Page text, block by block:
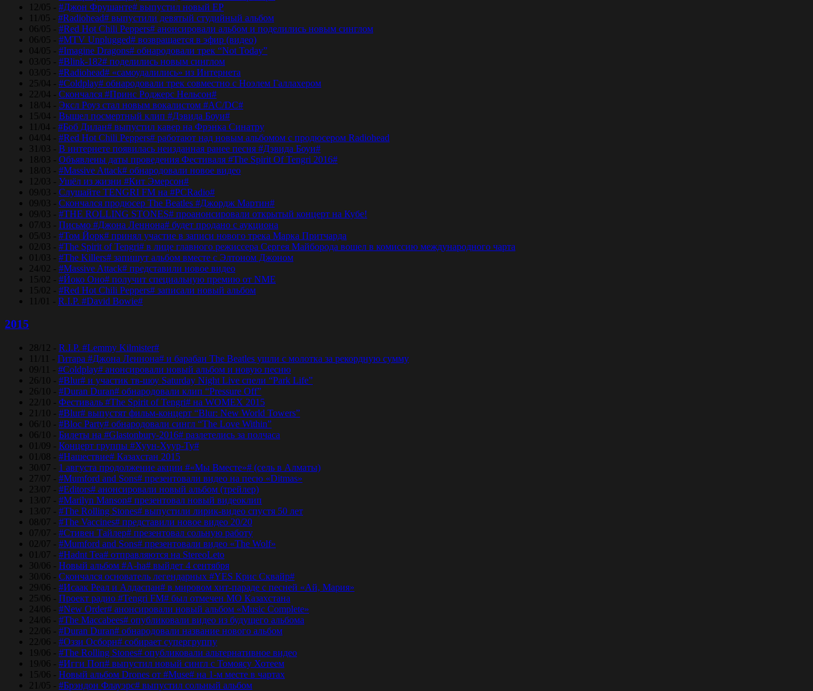
12/05 - #Джон Фрушанте# выпустил новый ЕР
11/05 - #Radiohead# выпустили девятый студийный альбом
06/05 - #Red Hot Chili Peppers# анонсировали альбом и поделились новым синглом
06/05 - #MTV Unplugged# возвращается в эфир (видео)
04/05 - #Imagine Dragons# обнародовали трек “Not Today”
03/05 - #Blink-182# поделились новым синглом
03/05 - #Radiohead# «самоудалились» из Интернета
25/04 - #Coldplay# обнародовали трек совместно с Ноэлем Галлахером
22/04 - Скончался #Принс Роджерс Нельсон#
18/04 - Эксл Роуз стал новым вокалистом #AC/DC#
15/04 - Вышел посмертный клип #Дэвида Боуи#
11/04 - #Боб Дилан# выпустил кавер на Фрэнка Синатру
04/04 - #Red Hot Chili Peppers# работают над новым альбомом с продюсером Radiohead
31/03 - В интернете появилась неизданная ранее песня #Дэвида Боуи#
18/03 - Объявлены даты проведения Фестиваля #The Spirit Of Tengri 2016#
18/03 - #Massive Attack# обнародовали новое видео
12/03 - Ушёл из жизни #Кит Эмерсон#
09/03 - Слушайте TENGRI FM на #PCRadio#
09/03 - Скончался продюсер The Beatles #Джордж Мартин#
09/03 - #THE ROLLING STONES# проанонсировали открытый концерт на Кубе!
07/03 - Письмо #Джона Леннона# будет продано с аукциона
05/03 - #Том Йорк# принял участие в записи нового трека Марка Притчарда
02/03 - #The Spirit of Tengri# в лице главного режиссера Сергея Майборода вошел в комиссию международного чарта
01/03 - #The Killers# запишут альбом вместе с Элтоном Джоном
24/02 - #Massive Attack# представили новое видео
15/02 - #Йоко Оно# получит специальную премию от NME
15/02 - #Red Hot Chili Peppers# записали новый альбом
11/01 - R.I.P. #David Bowie#
2015
28/12 - R.I.P. #Lemmy Kilmister#
11/11 - Гитара #Джона Леннона# и барабан The Beatles ушли с молотка за рекордную сумму
09/11 - #Coldplay# анонсировали новый альбом и новую песню
26/10 - #Blur# и участик тв-шоу Saturday Night Live спели “Park Life”
26/10 - #Duran Duran# обнародовали клип “Pressure Off”
22/10 - Фестиваль #The Spirit of Tengri# на WOMEX 2015
21/10 - #Blur# выпустят фильм-концерт “Blur: New World Towers”
06/10 - #Bloc Party# обнародовали сингл “The Love Within”
06/10 - Билеты на #Glastonbury-2016# разлетелись за полчаса
01/09 - Концерт группы #Хуун-Хуур-Ту#
01/08 - #Нашествие# Казахстан 2015
30/07 - 1 августа продолжение акции #«Мы Вместе»# (сель в Алматы)
27/07 - #Mumford and Sons# презентовали видео на песю «Ditmas»
23/07 - #Editors# анонсировали новый альбом (трейлер)
13/07 - #Marilyn Manson# презентовал новый видеоклип
13/07 - #The Rolling Stones# выпустили лирик-видео спустя 50 лет
08/07 - #The Vaccines# представили новое видео 20/20
07/07 - #Стивен Тайлер# презентовал сольную работу
02/07 - #Mumford and Sons# презентовали видео «The Wolf»
01/07 - #Hadnt Tea# отправляются на StereoLeto
30/06 - Новый альбом #A-ha# выйдет 4 сентября
30/06 - Скончался основатель легендарных #YES Крис Сквайр#
29/06 - #Исаак Реал и Алдаспан# в мировом хит-параде с песней «Ай, Мария»
25/06 - Проект радио #Tengri FM# был отмечен МО Казахстана
24/06 - #New Order# анонсировали новый альбом «Music Complete»
24/06 - #The Maccabees# опубликовали видео из будущего альбома
22/06 - #Duran Duran# обнародовали название нового альбом
22/06 - #Оззи Осборн# собирает супергруппу
19/06 - #The Rolling Stones# опубликовали альтернативное видео
19/06 - #Игги Поп# выпустил новый сингл с Томоясу Хотеем
15/06 - Новый альбом Drones от #Muse# на 1-м месте в чартах
21/05 - #Брэндон Флауэрс# выпустил сольный альбом